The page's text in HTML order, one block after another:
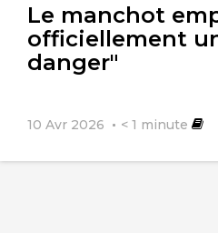
Le manchot
officiellement
danger"
10 Avr 2026 < 1 minute